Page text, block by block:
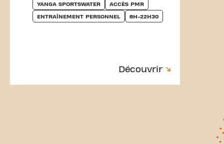
YANGA SPORTSWATER ACCÈS PMR
ENTRAÎNEMENT PERSONNEL 6H-22H30
Découvrir